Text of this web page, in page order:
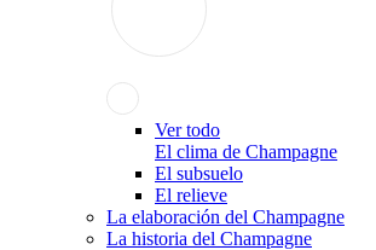
Ver todo
El clima de Champagne
El subsuelo
El relieve
La elaboración del Champagne
La historia del Champagne